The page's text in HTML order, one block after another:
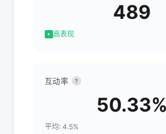
489
高表现
互动率 ?
50.33%
平均: 4.5%